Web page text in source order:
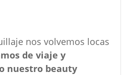
nos volvemos locas
de viaje y
nuestro beauty